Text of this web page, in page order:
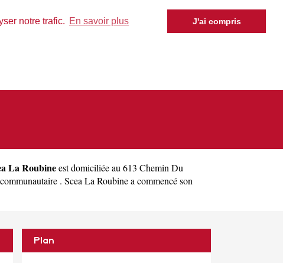
notre trafic. En savoir plus J'ai compris
La Roubineest domiciliée au 613 Chemin Du
. Scea La Roubine a commencé son
Plan